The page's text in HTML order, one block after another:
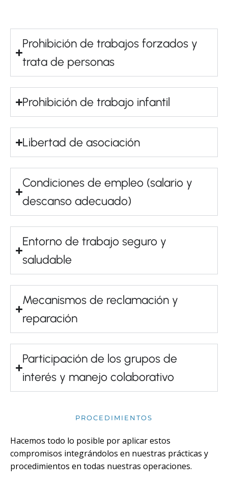
Prohibición de trabajos forzados y
trata de personas
Prohibición de trabajo infantil
Libertad de asociación
Condiciones de empleo (salario y
descanso adecuado)
Entorno de trabajo seguro y
saludable
Mecanismos de reclamación y
reparación
Participación de los grupos de
interés y manejo colaborativo
PROCEDIMIENTOS
Hacemos todo lo posible por aplicar estos
compromisos integrándolos en nuestras prácticas y
procedimientos en todas nuestras operaciones.